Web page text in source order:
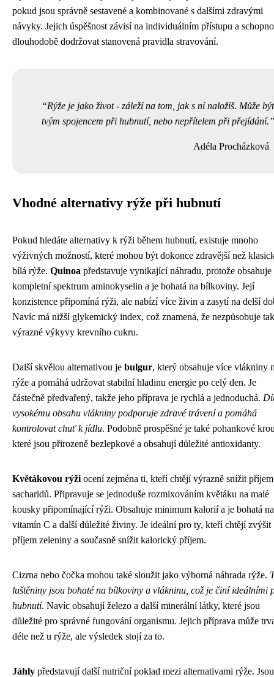
pokud jsou správně sestavené a kombinované s dalšími zdravými
návyky. Jejich úspěšnost závisí na individuálním přístupu a
dlouhodobě dodržovat stanovená pravidla stravování.
Rýže je jako život - záleží na tom, jak s ní naložíš. Může být
tvým spojencem při hubnutí, nebo nepřítelem při přejídání.
Adéla Procházková
Vhodné alternativy rýže při hubnutí
Pokud hledáte alternativy k rýži během hubnutí, existuje mnoho
výživných možností, které mohou být dokonce zdravější než
bílá rýže. Quinoa představuje vynikající náhradu, protože obsahuje
kompletní spektrum aminokyselin a je bohatá na bílkoviny. Její
konzistence připomíná rýži, ale nabízí více živin a zasytí na delší
Navíc má nižší glykemický index, což znamená, že nezpůsobuje tak
výrazné výkyvy krevního cukru.
Další skvělou alternativou je bulgur, který obsahuje více vlákniny
rýže a pomáhá udržovat stabilní hladinu energie po celý den. Je
částečně předvařený, takže jeho příprava je rychlá a jednoduchá.
vysokému obsahu vlákniny podporuje zdravé trávení a pomáhá
kontrolovat chuť k jídlu. Podobně prospěšné je také pohankové
které jsou přirozeně bezlepkové a obsahují důležité antioxidanty.
Květákovou rýži ocení zejména ti, kteří chtějí výrazně snížit příjem
sacharidů. Připravuje se jednoduše rozmixováním květáku na malé
kousky připomínající rýži. Obsahuje minimum kalorií a je bohatá na
vitamín C a další důležité živiny. Je ideální pro ty, kteří chtějí zvýšit
příjem zeleniny a současně snížit kalorický příjem.
Cizrna nebo čočka mohou také sloužit jako výborná náhrada rýže.
luštěniny jsou bohaté na bílkoviny a vlákninu, což je činí ideálními
hubnutí. Navíc obsahují železo a další minerální látky, které jsou
důležité pro správné fungování organismu. Jejich příprava může
déle než u rýže, ale výsledek stojí za to.
Jáhly představují další nutriční poklad mezi alternativami rýže. Jsou